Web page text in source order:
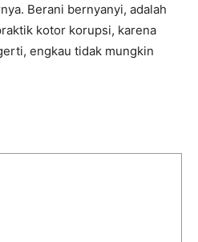
Berani bernyanyi, adalah
kotor korupsi, karena
engkau tidak mungkin